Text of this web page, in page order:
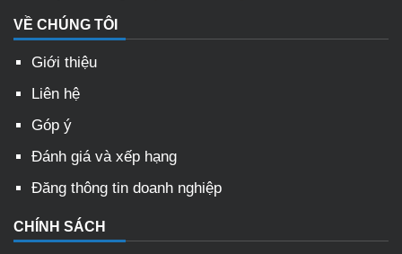
VỀ CHÚNG TÔI
Giới thiệu
Liên hệ
Góp ý
Đánh giá và xếp hạng
Đăng thông tin doanh nghiệp
CHÍNH SÁCH